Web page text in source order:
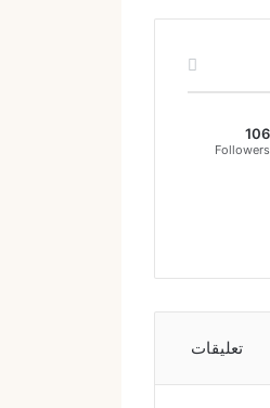
106
Followers
تعليقات